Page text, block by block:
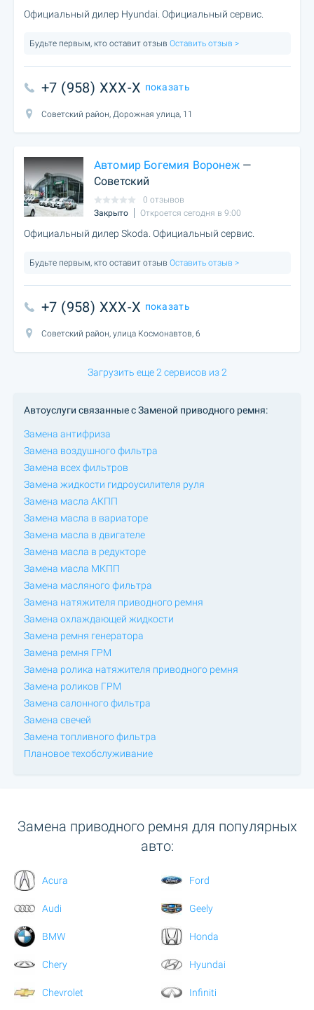
Официальный дилер Hyundai. Официальный сервис.
Будьте первым, кто оставит отзыв Оставить отзыв >
+7 (958) XXX-X показать
Советский район, Дорожная улица, 11
Автомир Богемия Воронеж—
Советский
0 отзывов
Закрыто
Откроется сегодня в 9:00
Официальный дилер Skoda. Официальный сервис.
Будьте первым, кто оставит отзыв Оставить отзыв >
+7 (958) XXX-X показать
Советский район, улица Космонавтов, 6
Загрузить еще 2 сервисов из 2
Автоуслуги связанные с Заменой приводного ремня:
Замена антифриза
Замена воздушного фильтра
Замена всех фильтров
Замена жидкости гидроусилителя руля
Замена масла АКПП
Замена масла в вариаторе
Замена масла в двигателе
Замена масла в редукторе
Замена масла МКПП
Замена масляного фильтра
Замена натяжителя приводного ремня
Замена охлаждающей жидкости
Замена ремня генератора
Замена ремня ГРМ
Замена ролика натяжителя приводного ремня
Замена роликов ГРМ
Замена салонного фильтра
Замена свечей
Замена топливного фильтра
Плановое техобслуживание
Замена приводного ремня для популярных
авто:
Acura
Audi
BMW
Chery
Chevrolet
Ford
Geely
Honda
Hyundai
Infiniti